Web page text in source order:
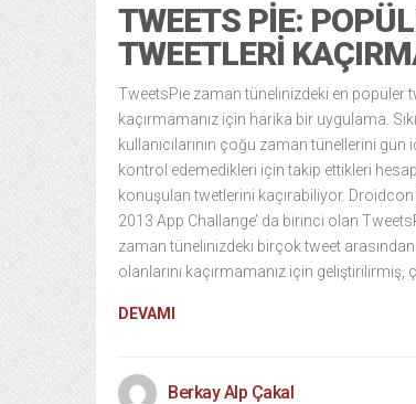
TWEETS PIE:
TWEETLERI
TweetsPie zaman tünelinizdeki en popüler
kaçırmamanız için harika bir uygulama.
kullanıcılarının çoğu zaman tünellerini gün
kontrol edemedikleri için takip ettikleri
konuşulan twetlerini kaçırabiliyor.
2013 App Challange’ da birinci olan
zaman tünelinizdeki birçok tweet
olanlarını kaçırmamanız için geliştirilirmiş,
DEVAMI
Berkay Alp Çakal